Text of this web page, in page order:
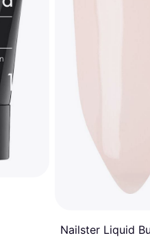
Nailster Liquid